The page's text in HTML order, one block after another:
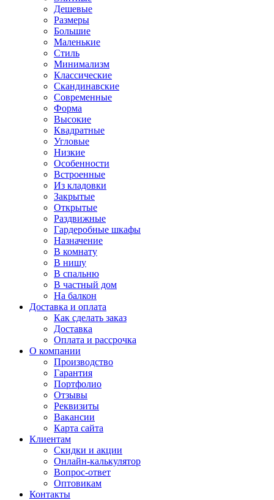
Дешевые
Размеры
Большие
Маленькие
Стиль
Минимализм
Классические
Скандинавские
Современные
Форма
Высокие
Квадратные
Угловые
Низкие
Особенности
Встроенные
Из кладовки
Закрытые
Открытые
Раздвижные
Гардеробные шкафы
Назначение
В комнату
В нишу
В спальню
В частный дом
На балкон
Доставка и оплата
Как сделать заказ
Доставка
Оплата и рассрочка
О компании
Производство
Гарантия
Портфолио
Отзывы
Реквизиты
Вакансии
Карта сайта
Клиентам
Скидки и акции
Онлайн-калькулятор
Вопрос-ответ
Оптовикам
Контакты